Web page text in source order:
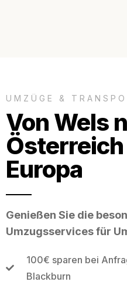
UMZÜGE &
Von Wels
Europa
Genießen Sie die
Umzugsservices für
100€ sparen bei
Blackburn